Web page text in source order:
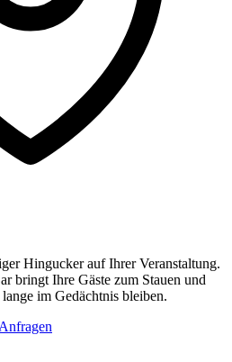
Hingucker auf Ihrer Veranstaltung.
bringt Ihre Gäste zum Stauen und
im Gedächtnis bleiben.